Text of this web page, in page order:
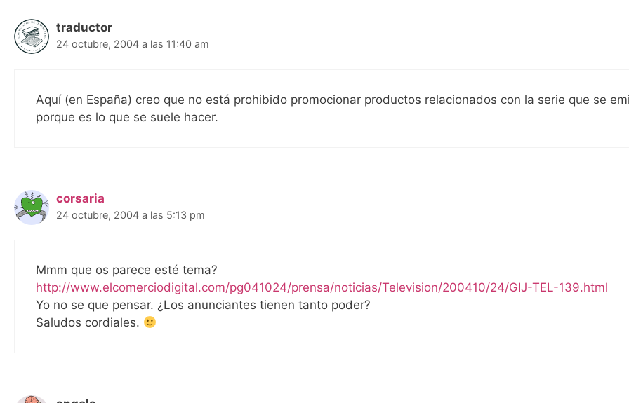
traductor
24 octubre, 2004 a las 11:40 am
Aquí (en España) creo que no está prohibido promocionar productos relacionados con la serie que se
porque es lo que se suele hacer.
corsaria
24 octubre, 2004 a las 5:13 pm
Mmm que os parece esté tema?
http://www.elcomerciodigital.com/pg041024/prensa/noticias/Television/200410/24/GIJ-TEL-139.html
Yo no se que pensar. ¿Los anunciantes tienen tanto poder?
Saludos cordiales.